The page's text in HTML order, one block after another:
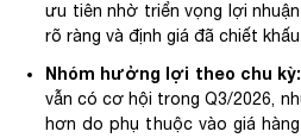
ưu tiên nhờ triển vọng lợi
rõ ràng và định giá đã chiết
Nhóm hưởng lợi theo chu kỳ:
vẫn có cơ hội trong Q3/2026,
hơn do phụ thuộc vào giá